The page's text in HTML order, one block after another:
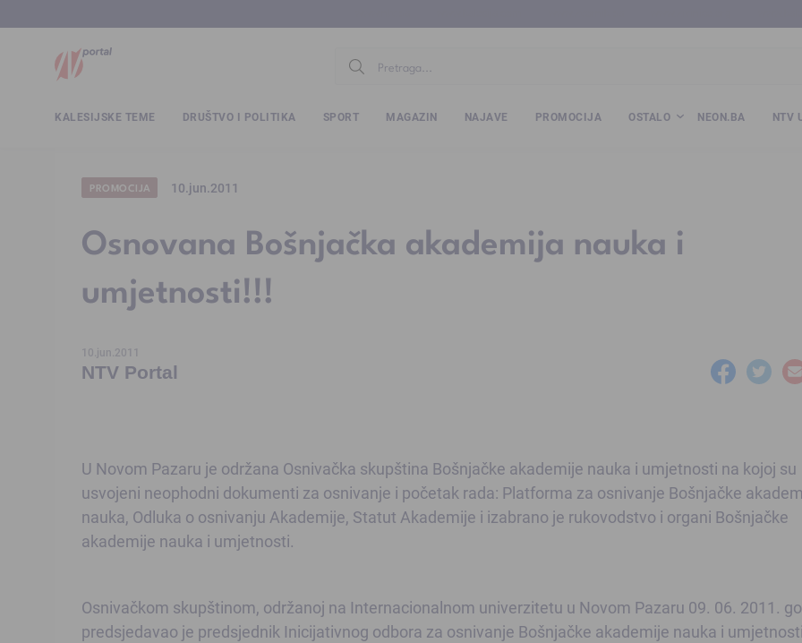
KALESIJSKE TEME DRUŠTVO I POLITIKA SPORT MAGAZIN NAJAVE PROMOCIJA OSTALO NEON.BA NTV
PROMOCIJA 10.jun.2011
Osnovana Bošnjačka akademija nauka i
umjetnosti!!!
10.jun.2011
NTV Portal
U Novom Pazaru je održana Osnivačka skupština Bošnjačke akademije nauka i umjetnosti na kojoj su
usvojeni neophodni dokumenti za osnivanje i početak rada: Platforma za osnivanje Bošnjačke
nauka, Odluka o osnivanju Akademije, Statut Akademije i izabrano je rukovodstvo i organi Bošnjačke
akademije nauka i umjetnosti.
Osnivačkom skupštinom, održanoj na Internacionalnom univerzitetu u Novom Pazaru 09. 06. 2011.
predsjedavao je predsjednik Inicijativnog odbora za osnivanje Bošnjačke akademije nauka i